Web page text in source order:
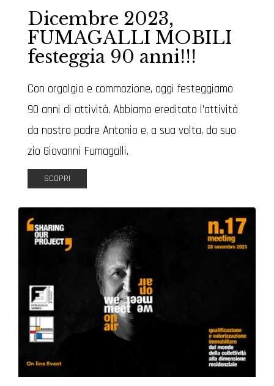
Dicembre 2023,
FUMAGALLI MOBILI
festeggia 90 anni!!!
Con orgolgio e commozione, oggi festeggiamo
90 anni di attività. Abbiamo ereditato l'attività
da nostro padre Antonio e, a sua volta, da suo
zio Giovanni Fumagalli.
SCOPRI